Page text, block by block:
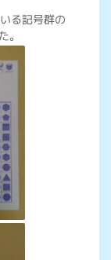
る記号群の
。